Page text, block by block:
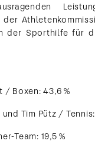
der Sporthilfe für
/ Boxen: 43,6 %
Tim Pütz /
Team: 19,5 %